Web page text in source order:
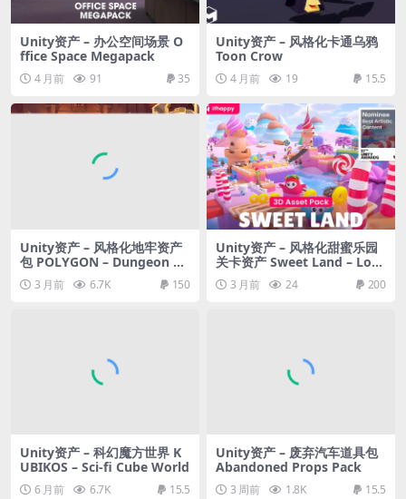
Unity资产 – 办公空间场景 O
ffice Space Megapack
4 月前 91 35
Unity资产 – 风格化卡通乌鸦
Toon Crow
4 月前 19 15.5
Unity资产 – 风格化地牢资产
包 POLYGON – Dungeon Re
alms Pack
3 月前 6.7K 150
Unity资产 – 风格化甜蜜乐园
关卡资产 Sweet Land – Low
Poly 3D Models Pack
3 月前 24 200
Unity资产 – 科幻魔方世界 K
UBIKOS – Sci-fi Cube World
6 月前 6.7K 15.5
Unity资产 – 废弃汽车道具包
Abandoned Props Pack
3 周前 1.8K 15.5